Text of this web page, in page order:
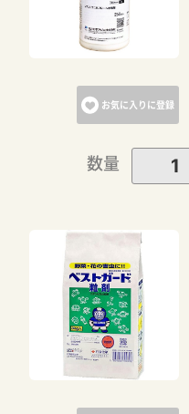
お気に入りに登録
数量